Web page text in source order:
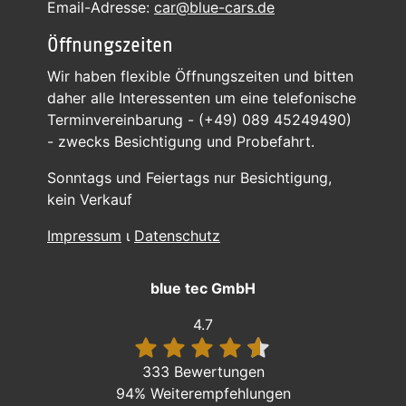
Email-Adresse: car@blue-cars.de
Öffnungszeiten
Wir haben flexible Öffnungszeiten und bitten
daher alle Interessenten um eine telefonische
Terminvereinbarung - (+49) 089 45249490)
- zwecks Besichtigung und Probefahrt.
Sonntags und Feiertags nur Besichtigung,
kein Verkauf
Impressum ι Datenschutz
blue tec GmbH
4.7
333 Bewertungen
94% Weiterempfehlungen